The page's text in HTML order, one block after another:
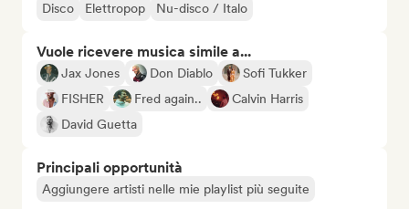
Disco Elettropop Nu-disco / Italo
Vuole ricevere musica simile a...
Jax Jones Don Diablo
Sofi Tukker
FISHER
Fred again..
Calvin Harris
David Guetta
Principali opportunità
Aggiungere artisti nelle mie playlist più seguite